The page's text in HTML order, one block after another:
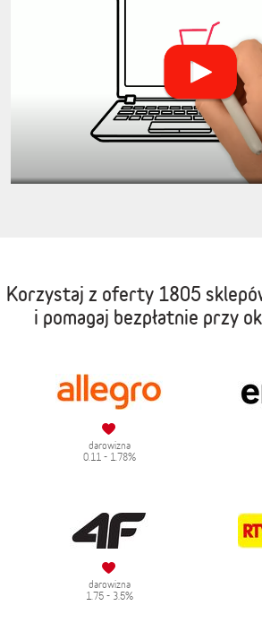
Korzystaj z oferty 1805
i pomagaj bezpłatnie przy
darowizna
0.11 - 1.78%
darowizna
1.75 - 3.5%